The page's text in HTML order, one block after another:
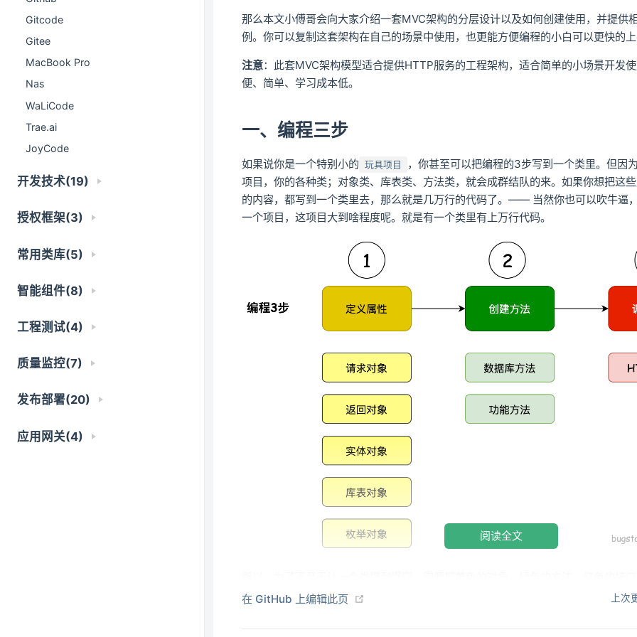
Gitcode
Gitee
MacBook Pro
Nas
WaLiCode
Trae.ai
JoyCode
开发技术(19)
授权框架(3)
常用类库(5)
智能组件(8)
工程测试(4)
质量监控(7)
发布部署(20)
应用网关(4)
那么本文小傅哥会向大家介绍一套MVC架构的分层设计以及如何创建使用，并提供
例。你可以复制这套架构在自己的场景中使用，也更能方便编程的小白可以更快的
注意：此套MVC架构模型适合提供HTTP服务的工程架构，适合简单的小场景开发
便、简单、学习成本低。
一、编程三步
如果说你是一个特别小的 玩具项目
，你甚至可以把编程的3步写到一个类里。但因
项目，你的各种类；对象类、库表类、方法类，就会成群结队的来。如果你想把这
的内容，都写到一个类里去，那么就是几万行的代码了。—— 当然你也可以吹牛逼
一个项目，这项目大到啥程度呢。就是有一个类里有上万行代码。
同的包结构下。这就是你编码人生中所接触到的第一个解耦操作。
阅读全文
在 GitHub 上编辑此页 上次